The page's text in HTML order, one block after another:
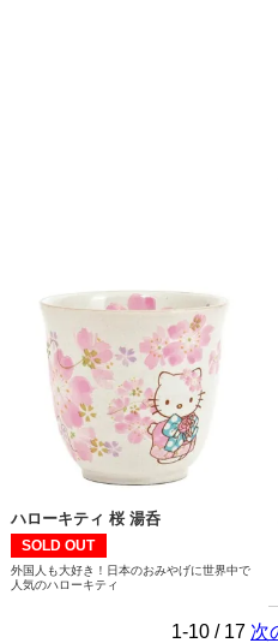
ハローキティ 桜 湯呑
SOLD OUT
外国人も大好き！日本のおみやげに世界中で
人気のハローキティ
1-10 / 17 次